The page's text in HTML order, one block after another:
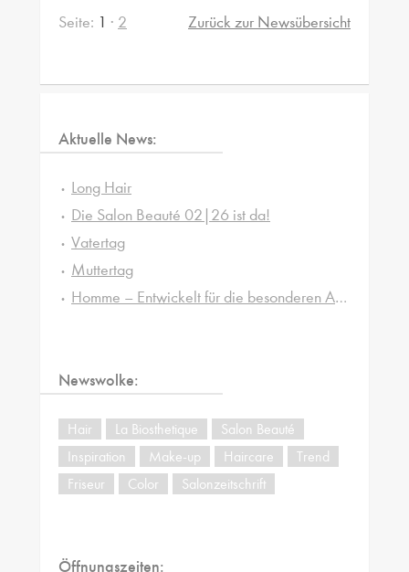
Seite: 1 · 2 Zurück zur Newsübersicht
Aktuelle News:
Long Hair
Die Salon Beauté 02|26 ist da!
Vatertag
Muttertag
Homme – Entwickelt für die besonderen Ansprüche von Männerhaut und -haar
Newswolke:
Hair La Biosthetique
Salon Beauté
Inspiration
Make-up Haircare
Trend
Friseur
Color Salonzeitschrift
Öffnungszeiten: